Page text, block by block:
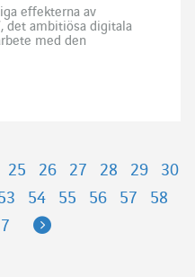
effekterna av
det ambitiösa digitala
med den
25 26 27 28 29
30
54 55 56 57
58
Next